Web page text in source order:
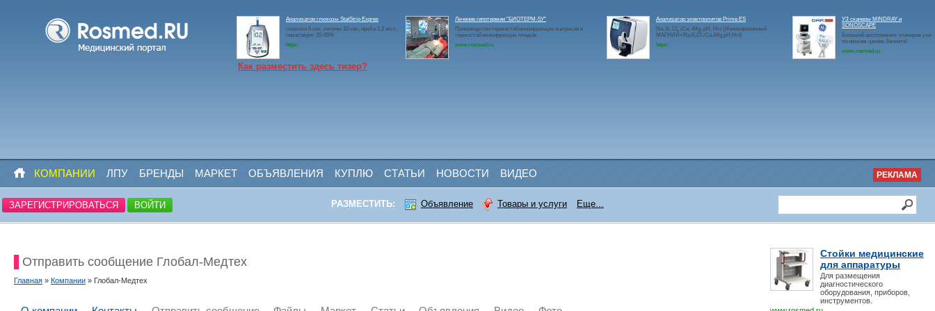
Анализатор глюкозы StatStrip Expres
глюкоза 6 сек, кетоны 10 сек, проба 1.2 мкл,
гематокрит 20-65%
https:
Лечение гипотермии "БИОТЕРМ-5У"
Производство термостабилизирующих матрасов и
термостабилизирующих пледов
www.rosmed.ru
Анализатор электролитов Prime ES
Na, K, Cl, iCa, iMg, pH, Hct (Ионизированный
МАГНИЙ+Na,K,Cl,iCa,iMg,pH,Hct)
https:
УЗ сканеры MINDRAY и
SONOSCAPE
Большой ассотримент сканеров узи
по низким ценам.Звоните!
www.rosmed.ru
Как разместить здесь тизер?
КОМПАНИИ ЛПУ БРЕНДЫ МАРКЕТ ОБЪЯВЛЕНИЯ КУПЛЮ СТАТЬИ НОВОСТИ ВИДЕО РЕКЛАМА
ЗАРЕГИСТРИРОВАТЬСЯ ВОЙТИ РАЗМЕСТИТЬ: Объявление Товары и услуги Еще...
Стойки медицинские
для аппаратуры
Для размещения
диагностического
оборудования, приборов,
инструментов.
Отправить сообщение Глобал-Медтех
Главная » Компании » Глобал-Медтех